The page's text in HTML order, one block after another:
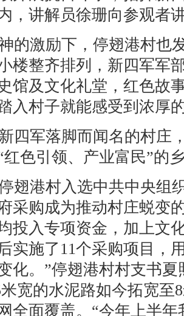
，讲解员徐珊向参观者
的激励下，停翅港村也
楼整齐排列，新四军军
馆及文化礼堂，红色故
入村子就能感受到浓厚
四军落脚而闻名的村庄
红色引领、产业富民”的
翅港村入选中共中央组
采购成为推动村庄蜕变
投入专项资金，加上文
实施了11个采购项目，
化。”停翅港村村支书
宽的水泥路如今拓宽至
全面覆盖。“今年上半